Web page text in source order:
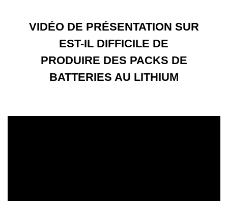
VIDÉO DE PRÉSENTATION SUR
EST-IL DIFFICILE DE
PRODUIRE DES PACKS DE
BATTERIES AU LITHIUM